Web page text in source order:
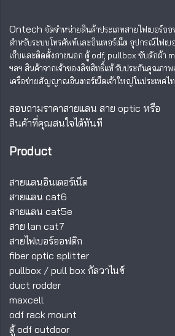
Ontech จัดจำหน่ายสินค้าประเภทสายไฟเบอร์อ
สำหรับระบบโทรศัพท์และอินเทอร์เน็ต อุปกรณ์ไฟเ
เก็บและติดตั้งภายนอก ตู้ odf, pullbox ซับดักผ้า
ฯลฯ สินค้าจากเจ้าของลิขสิทธิ์แท้ รับประกันคุณภาพ
เครือข่ายสัญญาณอินเทอร์เน็ตเจ้าใหญ่ในประเทศไ
สอบถามราคาสายแลน สาย optic หรือ
สินค้าที่คุณสนใจได้ทันที
Product
สายแลนอินเตอร์เน็ต
สายแลน cat6
สายแลน cat5e
สาย lan cat7
สายไฟเบอร์ออฟติก
fiber optic splitter
pullbox / pull box กัลวาไนซ์
duct rodder
maxcell
odf rack mount
ตู้ odf outdoor